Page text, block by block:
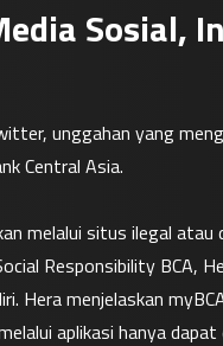
Sosial,
unggahan yang
Central Asia.
melalui situs ilegal
Responsibility BCA,
Hera menjelaskan
aplikasi hanya